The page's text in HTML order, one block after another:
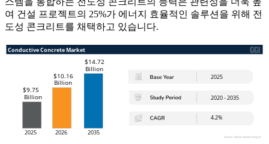
여 건설 프로젝트의 25%가 에너지 효율적인 솔루션을 위해 전
도성 콘크리트를 채택하고 있습니다.